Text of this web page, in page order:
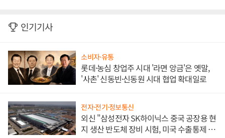
인기기사
소비자·유통
롯데·농심 창업주 시대 '라면 앙금'은 옛말,
'사촌' 신동빈·신동원 시대 협업 확대일로
전자·전기·정보통신
외신 "삼성전자 SK하이닉스 중국 공장용 현
지 생산 반도체 장비 시험, 미국 수출통제 대